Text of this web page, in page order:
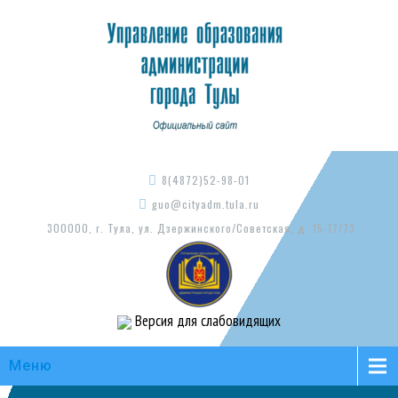
8(4872)52-98-01
guo@cityadm.tula.ru
300000, г. Тула, ул. Дзержинского/Советская, д. 15-17/73
Версия для слабовидящих
Меню